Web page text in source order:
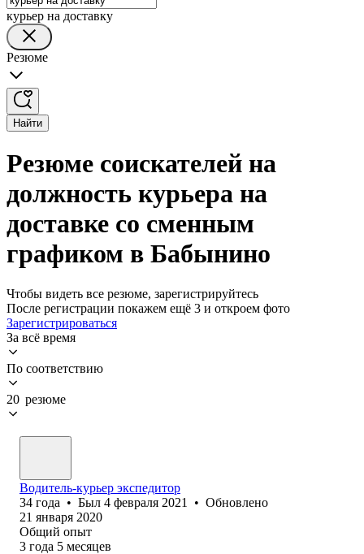
курьер на доставку
Резюме
Найти
Резюме соискателей на
должность курьера на
доставке со сменным
графиком в Бабынино
Чтобы видеть все резюме, зарегистрируйтесь
После регистрации покажем ещё 3 и откроем фото
Зарегистрироваться
За всё время
По соответствию
20 резюме
Водитель-курьер экспедитор
34 года • Был 4 февраля 2021 • Обновлено
21 января 2020
Общий опыт
3 года 5 месяцев